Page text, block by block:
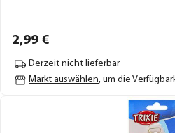
2,99 €
Derzeit nicht lieferbar
Markt auswählen, um die